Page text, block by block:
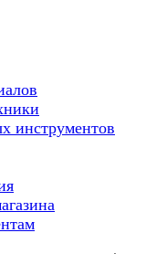
инструментов